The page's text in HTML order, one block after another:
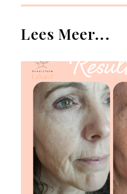
Lees Meer...